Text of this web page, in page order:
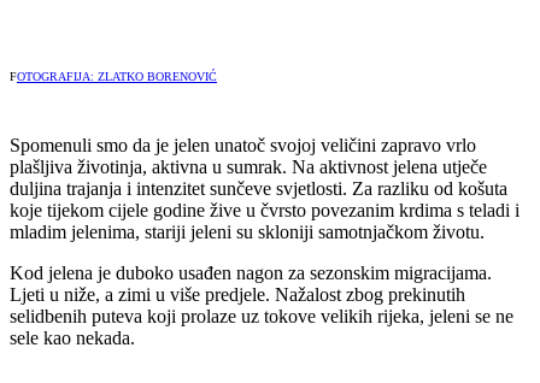
FOTOGRAFIJA: ZLATKO BORENOVIĆ
Spomenuli smo da je jelen unatoč svojoj veličini zapravo vrlo
plašljiva životinja, aktivna u sumrak. Na aktivnost jelena utječe
duljina trajanja i intenzitet sunčeve svjetlosti. Za razliku od košuta
koje tijekom cijele godine žive u čvrsto povezanim krdima s teladi i
mladim jelenima, stariji jeleni su skloniji samotnjačkom životu.
Kod jelena je duboko usađen nagon za sezonskim migracijama.
Ljeti u niže, a zimi u više predjele. Nažalost zbog prekinutih
selidbenih puteva koji prolaze uz tokove velikih rijeka, jeleni se ne
sele kao nekada.